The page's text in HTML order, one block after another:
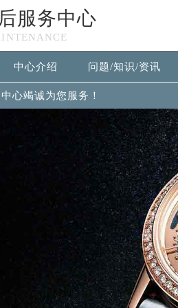
服务中心
中心介绍 问题/知识/资讯
心竭诚为您服务！